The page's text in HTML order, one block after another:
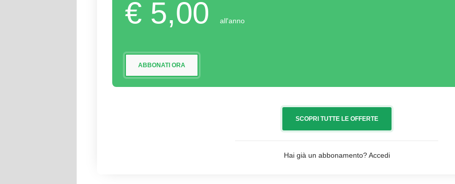
€ 5,00 all'anno
ABBONATI ORA
SCOPRI TUTTE LE OFFERTE
Hai già un abbonamento?Accedi